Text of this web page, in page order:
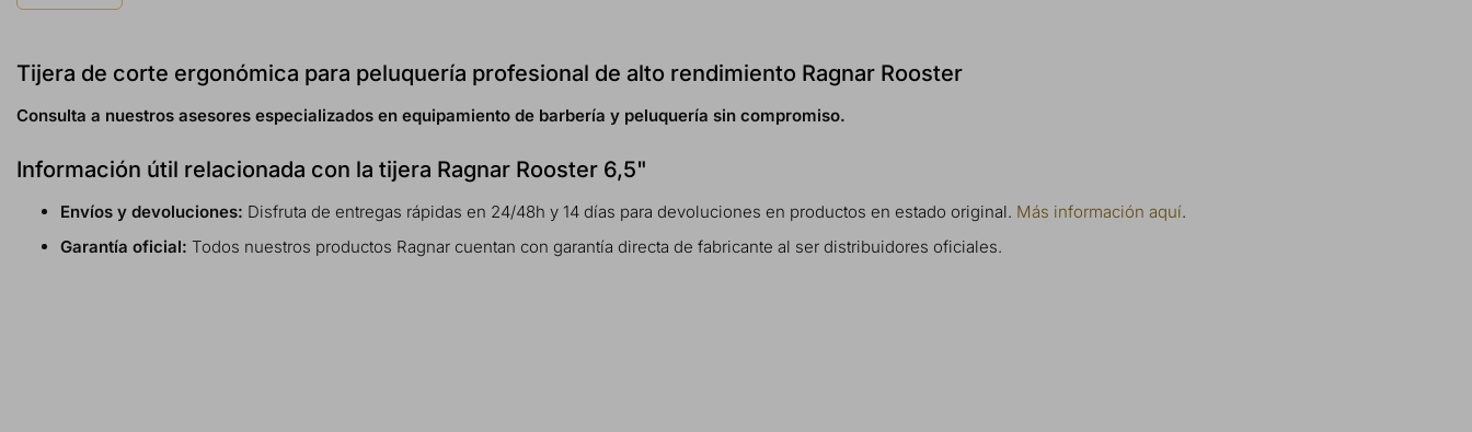
Tijera de corte ergonómica para peluquería profesional de alto rendimiento Ragnar Rooster
Consulta a nuestros asesores especializados en equipamiento de barbería y peluquería sin compromiso.
Información útil relacionada con la tijera Ragnar Rooster 6,5"
Envíos y devoluciones: Disfruta de entregas rápidas en 24/48h y 14 días para devoluciones en productos en estado original. Más información aquí.
Garantía oficial: Todos nuestros productos Ragnar cuentan con garantía directa de fabricante al ser distribuidores oficiales.